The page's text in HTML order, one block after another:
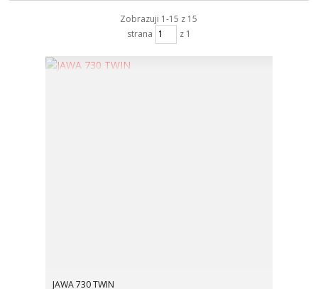
Zobrazuji 1-15 z 15
strana
z 1
JAWA 730 TWIN